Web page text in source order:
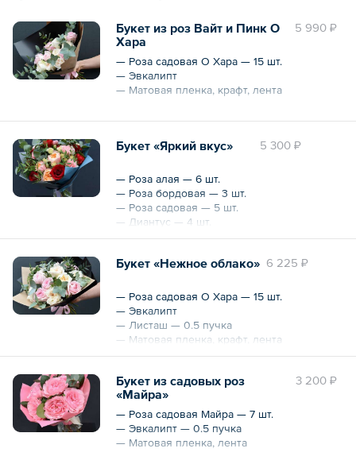
5 990 ₽
Букет из роз Вайт и Пинк О
Хара
— Роза садовая О Хара — 15 шт.
— Эвкалипт
— Матовая пленка, крафт, лента
Охват — 35 см
5 300 ₽
Букет «Яркий вкус»
— Роза алая — 6 шт.
— Роза бордовая — 3 шт.
— Роза садовая — 5 шт.
— Диантус — 4 шт.
— Роза кустовая — 3 шт.
— Эвкалипт цинерия — 0.5 пучка
Охват — 35 см
6 225 ₽
Букет «Нежное облако»
— Роза садовая О Хара — 15 шт.
— Эвкалипт
— Листаш — 0.5 пучка
— Матовая пленка, крафт, лента
3 200 ₽
Букет из садовых роз
«Майра»
— Роза садовая Майра — 7 шт.
— Эвкалипт — 0.5 пучка
— Матовая пленка, лента